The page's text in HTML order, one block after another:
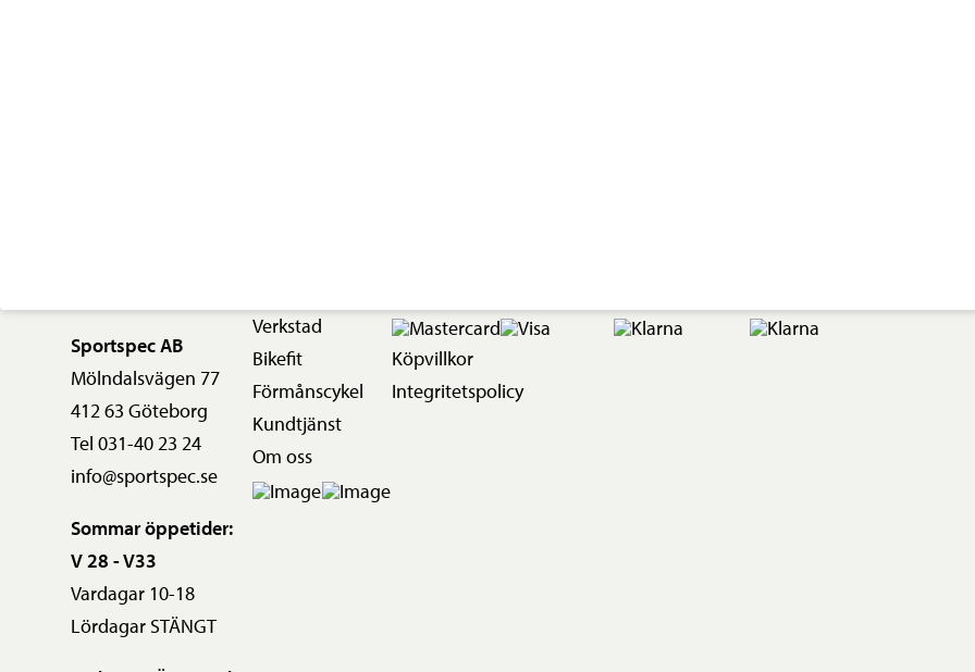
Sportspec AB
Mölndalsvägen 77
412 63 Göteborg
Tel 031-40 23 24
info@sportspec.se
Sommar öppetider:
V 28 - V33
Vardagar 10-18
Lördagar STÄNGT
Verkstad
Bikefit
Förmånscykel
Kundtjänst
Om oss
Köpvillkor
Integritetspolicy